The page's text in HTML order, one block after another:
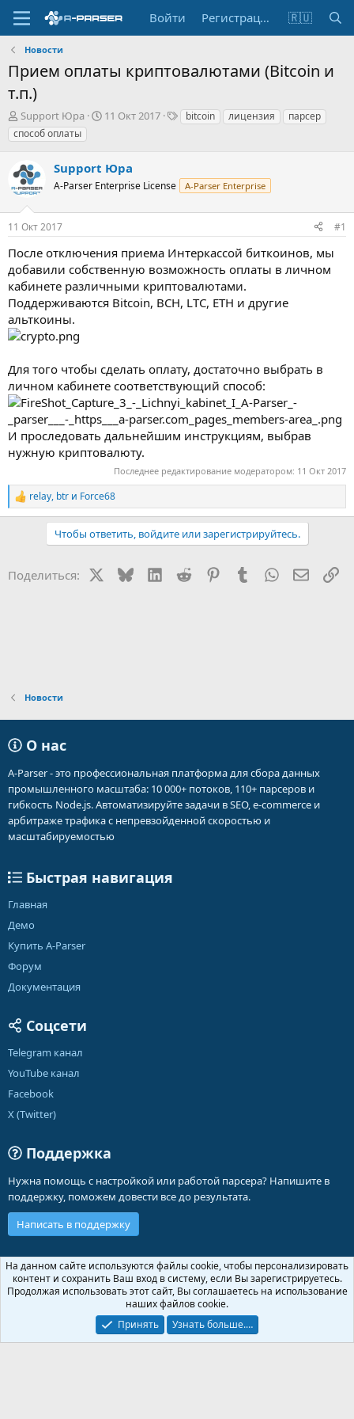
Войти Регистрация 🇷🇺
Новости
Прием оплаты криптовалютами (Bitcoin и
т.п.)
А
в
т
р
т
м
ы
Support Юра
Д
н
а
а
11 Окт 2017
Тbitcoin лицензия
парсер
способ оплаты
Support Юра
A-Parser Enterprise License A-Parser Enterprise
11 Окт 2017 #1
После отключения приема Интеркассой биткоинов, мы
добавили собственную возможность оплаты в личном
кабинете различными криптовалютами.
Поддерживаются Bitcoin, BCH, LTC, ETH и другие
альткоины.
Для того чтобы сделать оплату, достаточно выбрать в
личном кабинете соответствующий способ:
И проследовать дальнейшим инструкциям, выбрав
нужную криптовалюту.
Последнее редактирование модератором: 11 Окт 2017
Р
е
и
relay, btr и Force68
Чтобы ответить, войдите или зарегистрируйтесь.
Поделиться: BlueskyLinkedIn
Reddit PinterestTumblr WhatsApp
Новости
О нас
A-Parser - это профессиональная платформа для сбора данных
промышленного масштаба: 10 000+ потоков, 110+ парсеров и
гибкость Node.js. Автоматизируйте задачи в SEO, e-commerce и
арбитраже трафика с непревзойденной скоростью и
масштабируемостью
Быстрая навигация
Главная
Демо
Купить A-Parser
Форум
Документация
Соцсети
Telegram канал
YouTube канал
Facebook
X (Twitter)
Поддержка
Нужна помощь с настройкой или работой парсера? Напишите в
поддержку, поможем довести все до результата.
Написать в поддержку
Russian (RU)
Обратная связь
Условия и правила
Политика конфиденциальности
Помощь
Community platform by XenForo ® © 2010-2026 XenForo Ltd.
На данном сайте используются файлы cookie, чтобы персонализировать
контент и сохранить Ваш вход в систему, если Вы зарегистрируетесь.
Продолжая использовать этот сайт, Вы соглашаетесь на использование
наших файлов cookie.
Принять
Узнать больше.…